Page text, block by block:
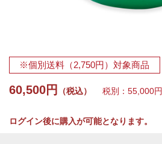
※個別送料（2,750円）対象商品
60,500円 （税込） 税別：55,000円
ログイン後に購入が可能となります。